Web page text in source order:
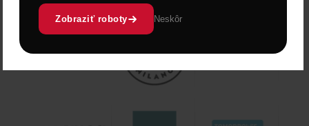
Zobraziť roboty Neskôr